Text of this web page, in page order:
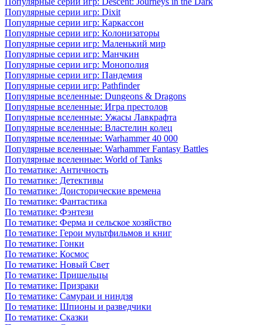
Популярные серии игр: Dixit
Популярные серии игр: Каркассон
Популярные серии игр: Колонизаторы
Популярные серии игр: Маленький мир
Популярные серии игр: Манчкин
Популярные серии игр: Монополия
Популярные серии игр: Пандемия
Популярные серии игр: Pathfinder
Популярные вселенные: Dungeons & Dragons
Популярные вселенные: Игра престолов
Популярные вселенные: Ужасы Лавкрафта
Популярные вселенные: Властелин колец
Популярные вселенные: Warhammer 40 000
Популярные вселенные: Warhammer Fantasy Battles
Популярные вселенные: World of Tanks
По тематике: Античность
По тематике: Детективы
По тематике: Доисторические времена
По тематике: Фантастика
По тематике: Фэнтези
По тематике: Ферма и сельское хозяйство
По тематике: Герои мультфильмов и книг
По тематике: Гонки
По тематике: Космос
По тематике: Новый Свет
По тематике: Пришельцы
По тематике: Призраки
По тематике: Самураи и ниндзя
По тематике: Шпионы и разведчики
По тематике: Сказки